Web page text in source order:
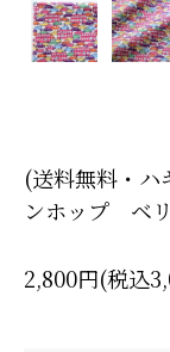
(送料無料・
ンホップ ベ
2,800円(税込